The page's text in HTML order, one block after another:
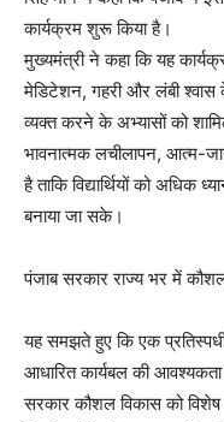
कार्यक्रम शुरू किया है।
मुख्यमंत्री ने कहा कि यह
मेडिटेशन, गहरी और लंबी
व्यक्त करने के अभ्यासों को
भावनात्मक लचीलापन, आत्म-
है ताकि विद्यार्थियों को
बनाया जा सके।
पंजाब सरकार राज्य भर में कौशल
यह समझते हुए कि एक
आधारित कार्यबल की
सरकार कौशल विकास को